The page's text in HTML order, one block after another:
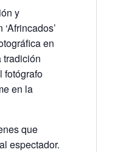
y
en
tradición
fotógrafo
en la
que
espectador.